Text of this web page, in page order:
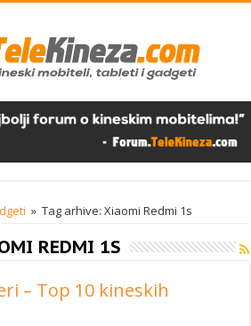
» Tag arhive: Xiaomi Redmi 1s
REDMI 1S
– Top 10 kineskih